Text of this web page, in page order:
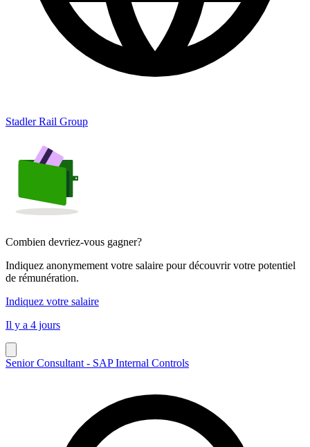
Stadler Rail Group
Combien devriez-vous gagner?
Indiquez anonymement votre salaire pour découvrir votre potentiel
de rémunération.
Indiquez votre salaire
Il y a 4 jours
Senior Consultant - SAP Internal Controls